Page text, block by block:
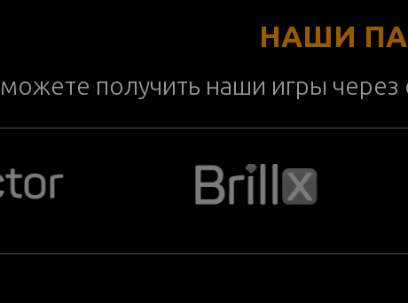
НАШИ
получить наши игры